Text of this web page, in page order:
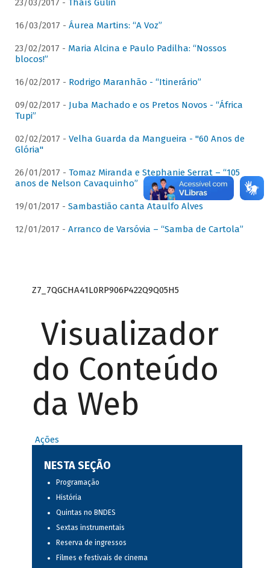
23/03/2017 - Thaís Gulin
16/03/2017 - Áurea Martins: “A Voz”
23/02/2017 - Maria Alcina e Paulo Padilha: “Nossos
blocos!”
16/02/2017 - Rodrigo Maranhão - “Itinerário”
09/02/2017 - Juba Machado e os Pretos Novos - “África
Tupi”
02/02/2017 - Velha Guarda da Mangueira - "60 Anos de
Glória"
26/01/2017 - Tomaz Miranda e Stephanie Serrat – “105
anos de Nelson Cavaquinho”
19/01/2017 - Sambastião canta Ataulfo Alves
12/01/2017 - Arranco de Varsóvia – “Samba de Cartola”
Z7_7QGCHA41L0RP906P422Q9Q05H5
Visualizador
do Conteúdo
da Web
Ações
NESTA SEÇÃO
Programação
História
Quintas no BNDES
Sextas instrumentais
Reserva de ingressos
Filmes e festivais de cinema